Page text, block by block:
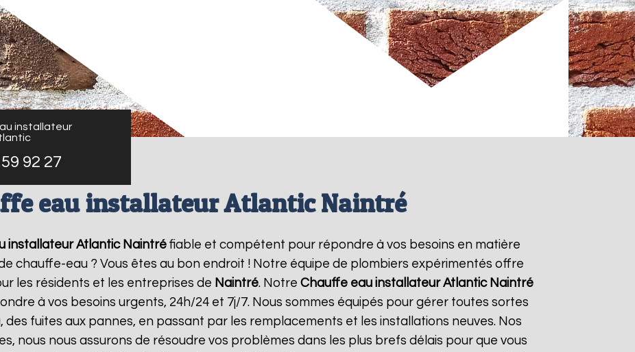
installateur
92 27
eau installateur Atlantic Naintré
installateur Atlantic Naintré fiable et compétent pour répondre à vos besoins en matière
chauffe-eau ? Vous êtes au bon endroit ! Notre équipe de plombiers expérimentés offre
les résidents et les entreprises de Naintré. Notre Chauffe eau installateur Atlantic Naintré
à vos besoins urgents, 24h/24 et 7j/7. Nous sommes équipés pour gérer toutes sortes
fuites aux pannes, en passant par les remplacements et les installations neuves. Nos
nous nous assurons de résoudre vos problèmes dans les plus brefs délais pour que vous